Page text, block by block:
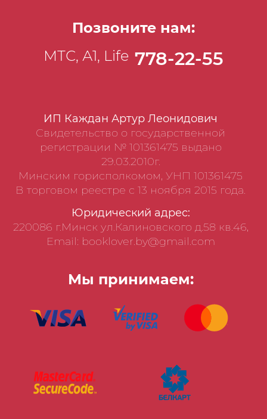
ИП Каждан Артур Леонидович
Свидетельство о государственной
регистрации № 101361475 выдано
29.03.2010г.
Минским горисполкомом, УНП 101361475
В торговом реестре с 13 ноября 2015 года.
Юридический адрес:
220086 г.Минск ул.Калиновского д.58 кв.46,
Email: booklover.by@gmail.com
Мы принимаем:
Позвоните нам:
МТС, А1, Life 778-22-55